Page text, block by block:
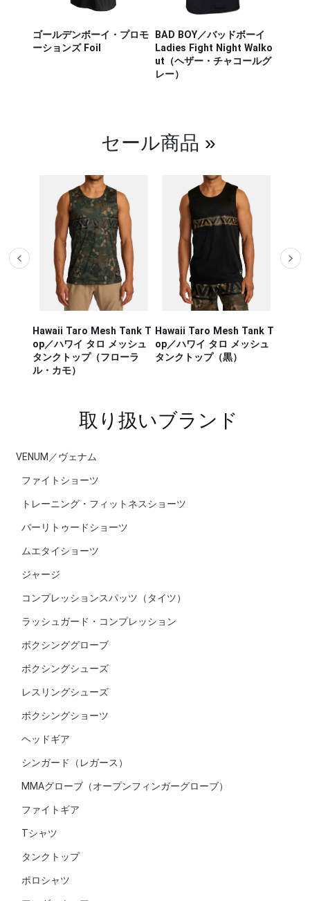
ゴールデンボーイ・プロモ
ーションズ Foil
BAD BOY／バッドボーイ
Ladies Fight Night Walko
ut（ヘザー・チャコールグ
レー）
セール商品 »
Hawaii Taro Mesh Tank T
op／ハワイ タロ メッシュ
タンクトップ（フローラ
ル・カモ）
Hawaii Taro Mesh Tank T
op／ハワイ タロ メッシュ
タンクトップ（黒）
取り扱いブランド
VENUM／ヴェナム
ファイトショーツ
トレーニング・フィットネスショーツ
バーリトゥードショーツ
ムエタイショーツ
ジャージ
コンプレッションスパッツ（タイツ）
ラッシュガード・コンプレッション
ボクシンググローブ
ボクシングシューズ
レスリングシューズ
ボクシングショーツ
ヘッドギア
シンガード（レガース）
MMAグローブ（オープンフィンガーグローブ）
ファイトギア
Tシャツ
タンクトップ
ポロシャツ